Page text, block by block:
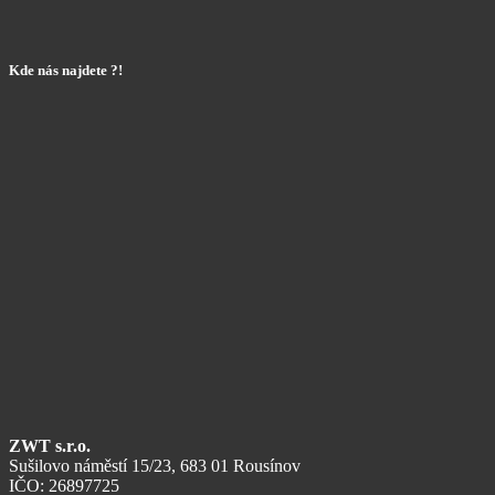
Kde nás najdete ?!
ZWT s.r.o.
Sušilovo náměstí 15/23, 683 01 Rousínov
IČO: 26897725